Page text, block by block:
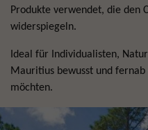
Produkte verwendet, die den
widerspiegeln.
Ideal für Individualisten,
Mauritius bewusst und
möchten.